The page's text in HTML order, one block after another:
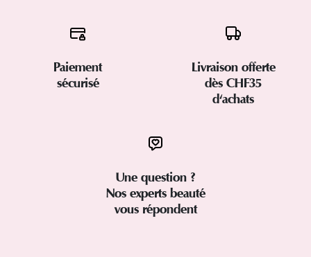
Paiement
sécurisé
Livraison offerte
dès CHF35
d'achats
Une question ?
Nos experts beauté
vous répondent